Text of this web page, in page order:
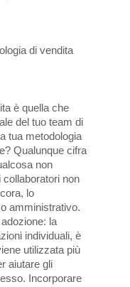
di vendita
è quella che
del tuo team di
tua metodologia
Qualunque cifra
non
non
lo
amministrativo.
la
individuali, è
utilizzata più
aiutare gli
Incorporare